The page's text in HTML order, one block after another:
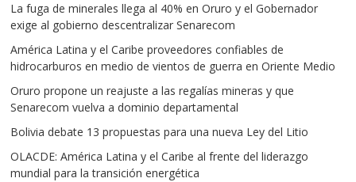
La fuga de minerales llega al 40% en Oruro y el Gobernador
exige al gobierno descentralizar Senarecom
América Latina y el Caribe proveedores confiables de
hidrocarburos en medio de vientos de guerra en Oriente Medio
Oruro propone un reajuste a las regalías mineras y que
Senarecom vuelva a dominio departamental
Bolivia debate 13 propuestas para una nueva Ley del Litio
OLACDE: América Latina y el Caribe al frente del liderazgo
mundial para la transición energética